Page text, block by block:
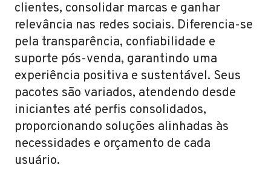
clientes, consolidar marcas e ganhar
relevância nas redes sociais. Diferencia-se
pela transparência, confiabilidade e
suporte pós-venda, garantindo uma
experiência positiva e sustentável. Seus
pacotes são variados, atendendo desde
iniciantes até perfis consolidados,
proporcionando soluções alinhadas às
necessidades e orçamento de cada
usuário.